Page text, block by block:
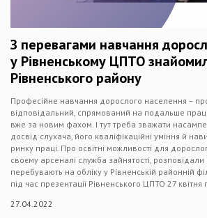
З перевагами навчання
у Рівненському ЦПТО
Рівненського району
Професійне навчання дорослого населення –
відповідальний, спрямований на подальше
вже за новим фахом. І тут треба зважати
досвід слухача, його кваліфікаційні уміння й
ринку праці. Про освітні можливості для
своєму арсеналі служба зайнятості,
перебувають на обліку у Рівненській районній
під час презентації Рівненського ЦПТО 27 квітня
27.04.2022